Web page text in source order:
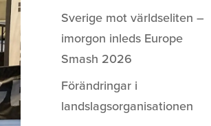
Sverige mot världseliten –
imorgon inleds Europe
Smash 2026
Förändringar i
landslagsorganisationen